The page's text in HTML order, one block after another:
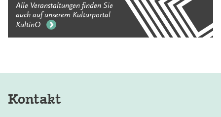
Alle Veranstaltungen finden Sie
auch auf unserem Kulturportal
KultinO
Kontakt